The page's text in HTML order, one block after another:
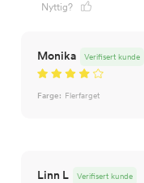
Nyttig?
Monika Verifisert kunde
Farge: Flerfarget
Linn L Verifisert kunde